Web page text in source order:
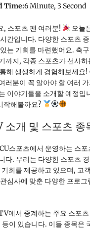
Time:6 Minute, 3 Second
, 스포츠 팬 여러분!
오늘
간입니다. 다양한 스포츠
는 기회를 마련했어요. 축
까지, 각종 스포츠가 선사
해 생생하게 경험해보세요!
러분이 꼭 알아야 할 여러
이야기들을 소개할 예정입
작해볼까요?
소개 및 스포츠 종
스포츠에서 운영하는 스포
다. 우리는 다양한 스포츠
기회를 제공하고 있으며, 고
심사에 맞춘 다양한 프로
에서 중계하는 주요 스포
등이 있습니다. 이들 종목은